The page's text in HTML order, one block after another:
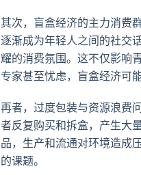
其次，盲盒经济的主力消费
逐渐成为年轻人之间的社交
耀的消费氛围。这不仅影响
专家甚至忧虑，盲盒经济可
再者，过度包装与资源浪费
者反复购买和拆盒，产生大
品，生产和流通对环境造成
的课题。